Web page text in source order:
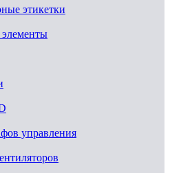
этикетки
элементы
управления